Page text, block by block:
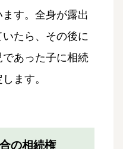
す。全身が露出
たら、その後に
あった子に相続
ます。
の相続権